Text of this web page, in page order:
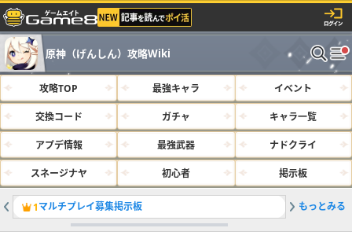
原神（げんしん）攻略Wiki
攻略TOP 最強キャラ イベント
交換コード ガチャ キャラ一覧
アプデ情報 最強武器 ナドクライ
スネージナヤ 初心者 掲示板
1マルチプレイ募集掲示板 2最強キ
もっとみる